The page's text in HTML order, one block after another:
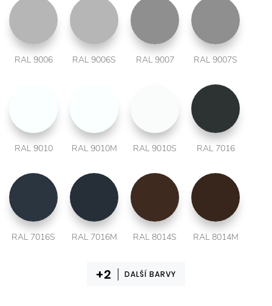
RAL 9006 RAL 9006S RAL 9007 RAL 9007S
RAL 9010 RAL 9010M RAL 9010S RAL 7016
RAL 7016S RAL 7016M RAL 8014S RAL 8014M
DALŠÍ BARVY